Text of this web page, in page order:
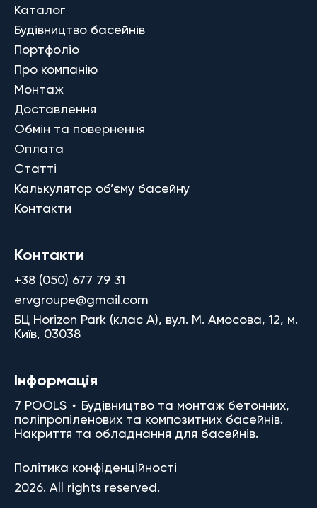
Каталог
Будівництво басейнів
Портфоліо
Про компанію
Монтаж
Доставлення
Обмін та повернення
Оплата
Статті
Калькулятор об’єму басейну
Контакти
Контакти
+38 (050) 677 79 31
ervgroupe@gmail.com
БЦ Horizon Park (клас A), вул. М. Амосова, 12, м.
Київ, 03038
Інформація
7 POOLS ⋆ Будівництво та монтаж бетонних,
поліпропіленових та композитних басейнів.
Накриття та обладнання для басейнів.
Політика конфіденційності
2026. All rights reserved.